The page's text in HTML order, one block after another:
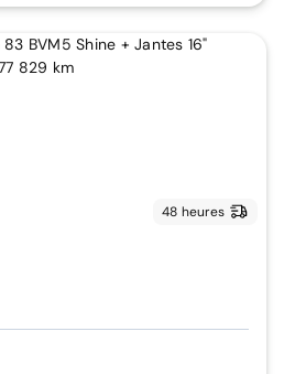
48 heures